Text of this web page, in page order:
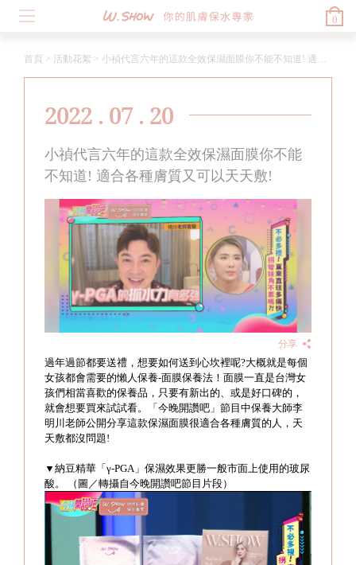
0
首頁 > 活動花絮 > 小禎代言六年的這款全效保濕面膜你不能不知道! 適合各種膚質又可以天天敷!
2022 . 07 . 20
小禎代言六年的這款全效保濕面膜你不能
不知道! 適合各種膚質又可以天天敷!
分享
過年過節都要送禮，想要如何送到心坎裡呢?大概就是每個
女孩都會需要的懶人保養-面膜保養法！面膜一直是台灣女
孩們相當喜歡的保養品，只要有新出的、或是好口碑的，
就會想要買來試試看。「今晚開讚吧」節目中保養大師李
明川老師公開分享這款保濕面膜很適合各種膚質的人，天
天敷都沒問題!
▼納豆精華「γ-PGA」保濕效果更勝一般市面上使用的玻尿
酸。 （圖／轉攝自今晚開讚吧節目片段）